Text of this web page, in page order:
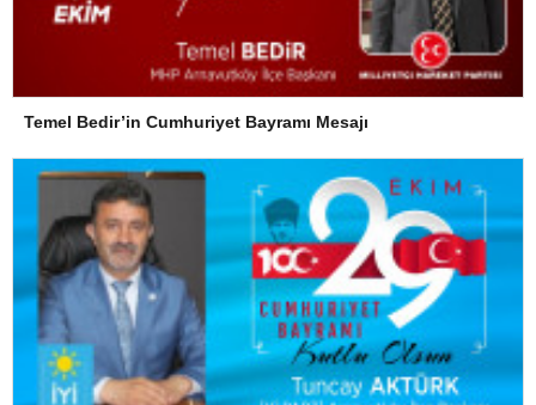
Temel Bedir’in Cumhuriyet Bayramı Mesajı